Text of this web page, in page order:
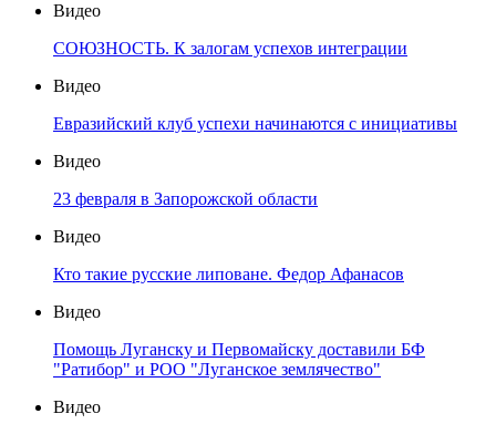
Видео
СОЮЗНОСТЬ. К залогам успехов интеграции
Видео
Евразийский клуб успехи начинаются с инициативы
Видео
23 февраля в Запорожской области
Видео
Кто такие русские липоване. Федор Афанасов
Видео
Помощь Луганску и Первомайску доставили БФ
"Ратибор" и РОО "Луганское землячество"
Видео